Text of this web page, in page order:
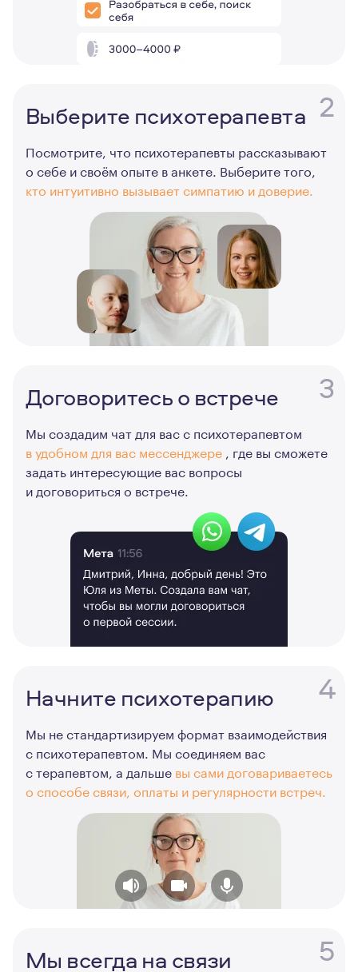
2
Выберите психотерапевта
Посмотрите, что психотерапевты рассказывают
о себе и своём опыте в анкете. Выберите того,
кто интуитивно вызывает симпатию и доверие.
3
Договоритесь о встрече
Мы создадим чат для вас с психотерапевтом
в удобном для вас мессенджере , где вы сможете
задать интересующие вас вопросы
и договориться о встрече.
4
Начните психотерапию
Мы не стандартизируем формат взаимодействия
с психотерапевтом. Мы соединяем вас
с терапевтом, а дальше вы сами договариваетесь
о способе связи, оплаты и регулярности встреч.
5
Мы всегда на связи